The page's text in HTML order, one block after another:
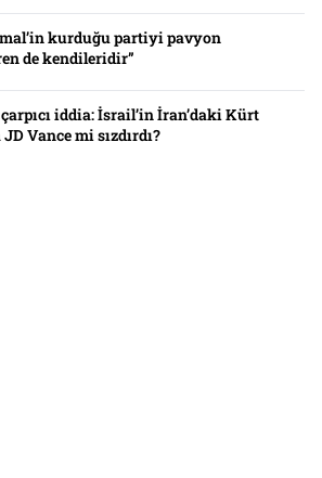
kurduğu partiyi pavyon
de kendileridir”
iddia: İsrail’in İran’daki Kürt
Vance mi sızdırdı?